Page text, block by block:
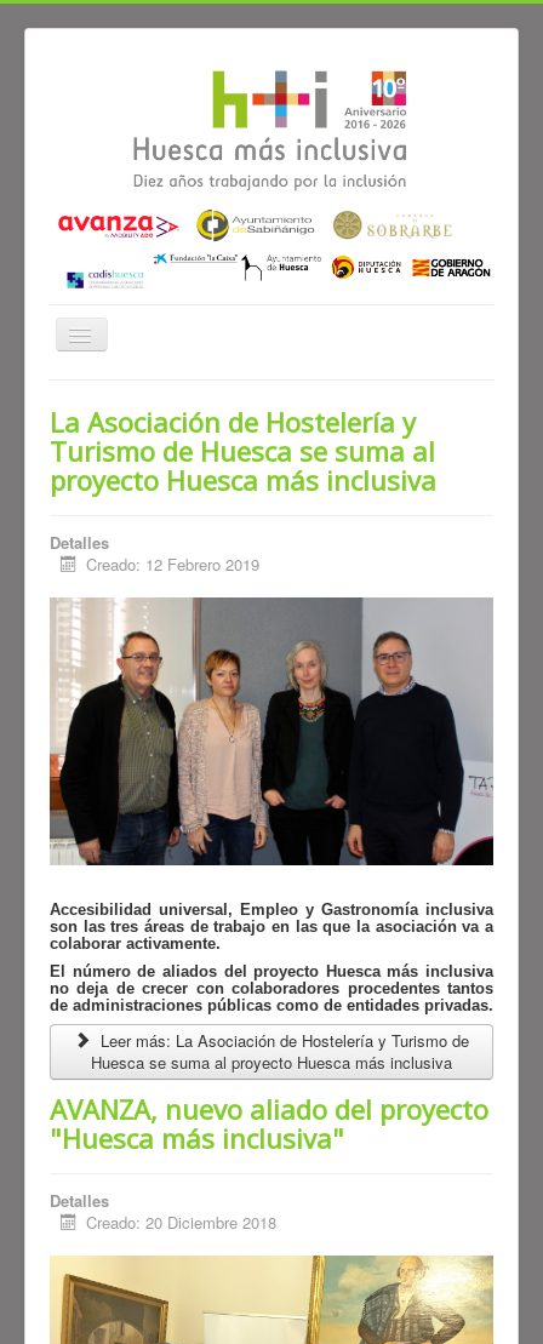
Cambiar
navegación
Noticias Alianzas Participa Diagnóstico
está promovido por el
Ayuntamiento de Huesca
Fundación “la Caixa”, elGobierno
de Aragón
, la
Diputación Provincial
de Huesca, la Comarca de
Sobrarbe, elAyuntamiento de
SabiñánigoyCADIS Huesca
y
cuenta con la colaboración de
Avanza. Pretende conseguir
avances significativos en la
inclusión de las personas con
discapacidad y/o dependencia.
Ver más
La Asociación de Hostelería y
Turismo de Huesca se suma al
proyecto Huesca más inclusiva
Detalles
Creado: 12 Febrero 2019
Accesibilidad universal, Empleo y Gastronomía inclusiva
son las tres áreas de trabajo en las que la asociación va a
colaborar activamente.
El número de aliados del proyecto Huesca más inclusiva
no deja de crecer con colaboradores procedentes tantos
de administraciones públicas como de entidades privadas.
Leer más: La Asociación de Hostelería y Turismo de
Huesca se suma al proyecto Huesca más inclusiva
AVANZA, nuevo aliado del proyecto
"Huesca más inclusiva"
Detalles
Creado: 20 Diciembre 2018